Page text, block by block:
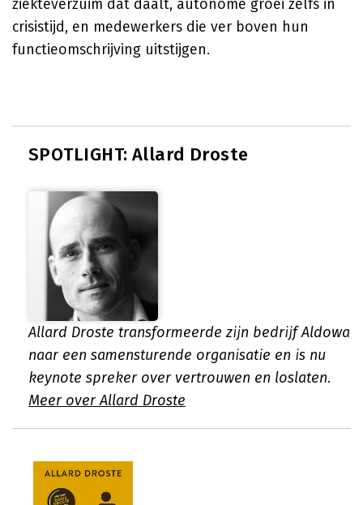
ziekteverzuim dat daalt, autonome groei zelfs in
crisistijd, en medewerkers die ver boven hun
functieomschrijving uitstijgen.
SPOTLIGHT: Allard Droste
Allard Droste transformeerde zijn bedrijf Aldowa
naar een samensturende organisatie en is nu
keynote spreker over vertrouwen en loslaten.
Meer over Allard Droste